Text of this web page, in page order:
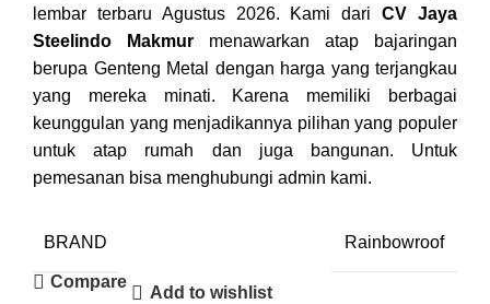
lembar terbaru Agustus 2026. Kami dariCV Jaya
Steelindo Makmur menawarkan atap bajaringan
berupa Genteng Metal dengan harga yang terjangkau
yang mereka minati. Karena memiliki berbagai
keunggulan yang menjadikannya pilihan yang populer
untuk atap rumah dan juga bangunan. Untuk
pemesanan bisa menghubungi admin kami.
BRAND Rainbowroof
Compare
Add to wishlist